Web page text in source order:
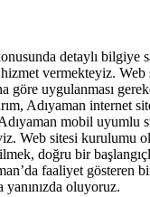
detaylı
vermekteyiz.
göre uygulanması
Adıyaman internet
mobil
Web sitesi kurulumu
doğru bir
faaliyet gösteren
oluyoruz.